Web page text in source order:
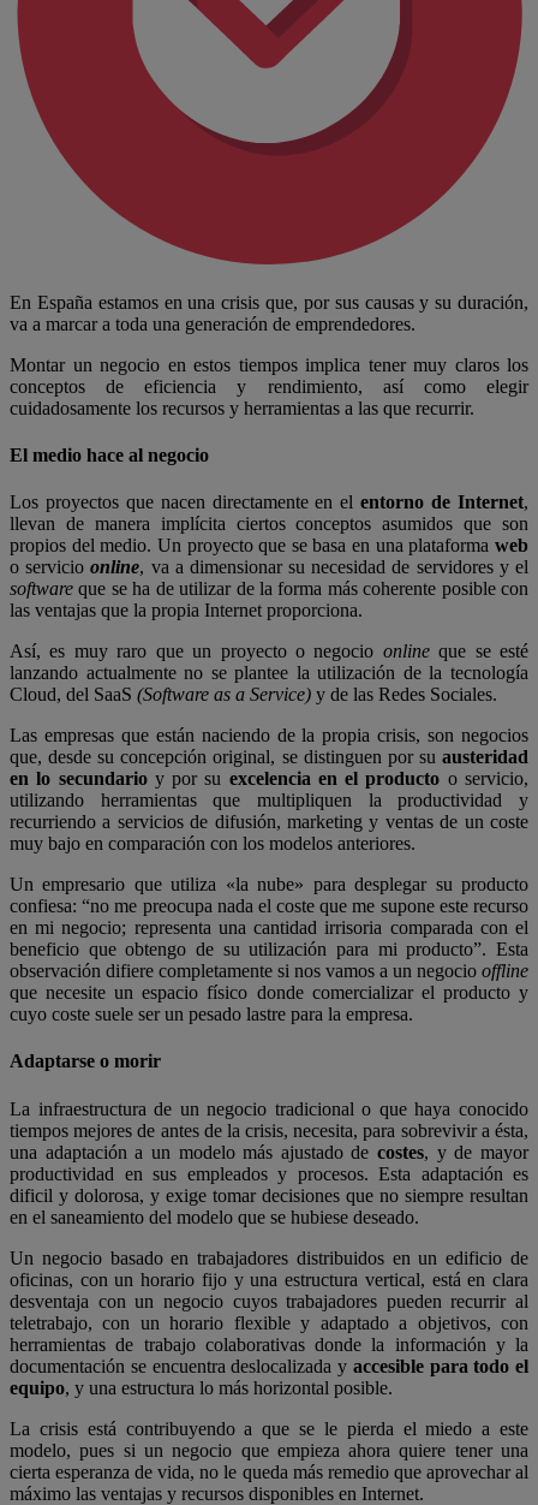
En España estamos en una crisis que, por sus causas y su duración,
va a marcar a toda una generación de emprendedores.
Montar un negocio en estos tiempos implica tener muy claros los
conceptos de eficiencia y rendimiento, así como elegir
cuidadosamente los recursos y herramientas a las que recurrir.
El medio hace al negocio
Los proyectos que nacen directamente en elentorno de Internet,
llevan de manera implícita ciertos conceptos asumidos que son
propios del medio. Un proyecto que se basa en una plataforma web
o servicioonline, va a dimensionar su necesidad de servidores y el
software que se ha de utilizar de la forma más coherente posible con
las ventajas que la propia Internet proporciona.
Así, es muy raro que un proyecto o negocio onlineque se esté
lanzando actualmente no se plantee la utilización de la tecnología
Cloud, del SaaS (Software as a Service) y de las Redes Sociales.
Las empresas que están naciendo de la propia crisis, son negocios
que, desde su concepción original, se distinguen por su austeridad
en lo secundarioy por su excelencia en el producto o servicio,
utilizando herramientas que multipliquen la productividad y
recurriendo a servicios de difusión, marketing y ventas de un coste
muy bajo en comparación con los modelos anteriores.
Un empresario que utiliza «la nube» para desplegar su producto
confiesa: “no me preocupa nada el coste que me supone este recurso
en mi negocio; representa una cantidad irrisoria comparada con el
beneficio que obtengo de su utilización para mi producto”. Esta
observación difiere completamente si nos vamos a un negocio offline
que necesite un espacio físico donde comercializar el producto y
cuyo coste suele ser un pesado lastre para la empresa.
Adaptarse o morir
La infraestructura de un negocio tradicional o que haya conocido
tiempos mejores de antes de la crisis, necesita, para sobrevivir a ésta,
una adaptación a un modelo más ajustado decostes, y de mayor
productividad en sus empleados y procesos. Esta adaptación es
dificil y dolorosa, y exige tomar decisiones que no siempre resultan
en el saneamiento del modelo que se hubiese deseado.
Un negocio basado en trabajadores distribuidos en un edificio de
oficinas, con un horario fijo y una estructura vertical, está en clara
desventaja con un negocio cuyos trabajadores pueden recurrir al
teletrabajo, con un horario flexible y adaptado a objetivos, con
herramientas de trabajo colaborativas donde la información y la
documentación se encuentra deslocalizada y accesible para todo el
equipo, y una estructura lo más horizontal posible.
La crisis está contribuyendo a que se le pierda el miedo a este
modelo, pues si un negocio que empieza ahora quiere tener una
cierta esperanza de vida, no le queda más remedio que aprovechar al
máximo las ventajas y recursos disponibles en Internet.